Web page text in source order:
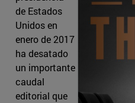
de Estados
Unidos en
enero de 2017
ha desatado
un importante
caudal
editorial que